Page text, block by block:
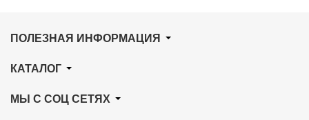
ПОЛЕЗНАЯ ИНФОРМАЦИЯ
КАТАЛОГ
МЫ С СОЦ СЕТЯХ